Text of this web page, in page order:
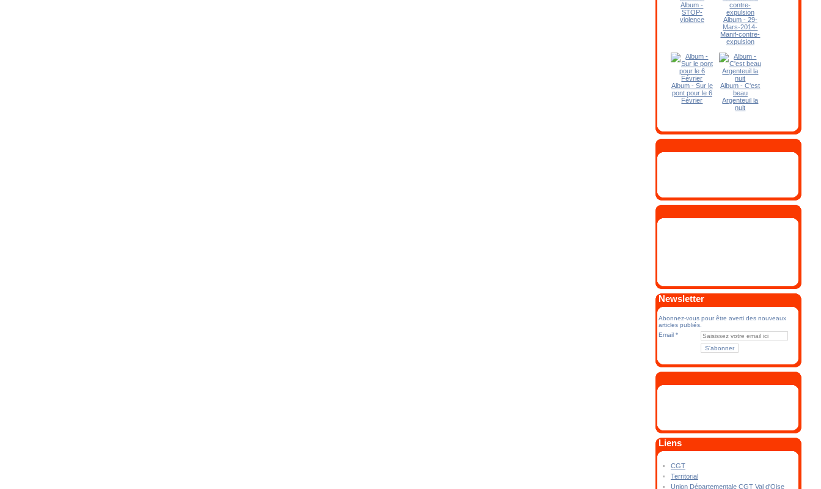
Album -
STOP-
violence
Album - 29-
Mars-2014-
Manif-contre-
expulsion
Album - Sur le
pont pour le 6
Février
Album - C'est
beau
Argenteuil la
nuit
Newsletter
Abonnez-vous pour être averti des nouveaux
articles publiés.
Email
Liens
CGT
Territorial
Union Départementale CGT Val d'Oise